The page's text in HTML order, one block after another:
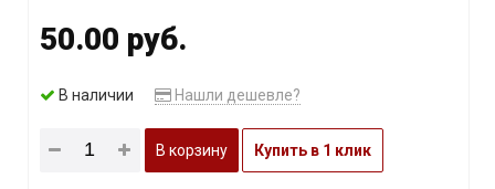
50.00 руб.
В наличии Нашли дешевле?
В корзину Купить в 1 клик